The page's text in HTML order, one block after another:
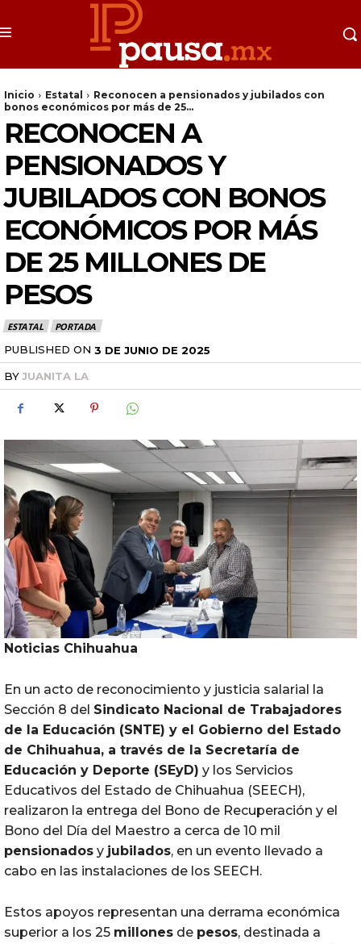
Inicio Estatal
Reconocen a pensionados y jubilados con
bonos económicos por más de 25...
RECONOCEN A
PENSIONADOS Y
JUBILADOS CON BONOS
ECONÓMICOS POR MÁS
DE 25 MILLONES DE
PESOS
ESTATAL PORTADA
PUBLISHED ON 3 DE JUNIO DE 2025
BYJUANITA LA
Noticias Chihuahua
En un acto de reconocimiento y justicia salarial la
Sección 8 del Sindicato Nacional de Trabajadores
de la Educación (SNTE) y el Gobierno del Estado
de Chihuahua, a través de la Secretaría de
Educación y Deporte (SEyD) y los Servicios
Educativos del Estado de Chihuahua (SEECH),
realizaron la entrega del Bono de Recuperación y el
Bono del Día del Maestro a cerca de 10 mil
pensionados y jubilados, en un evento llevado a
cabo en las instalaciones de los SEECH.
Estos apoyos representan una derrama económica
superior a los 25 millones de pesos, destinada a